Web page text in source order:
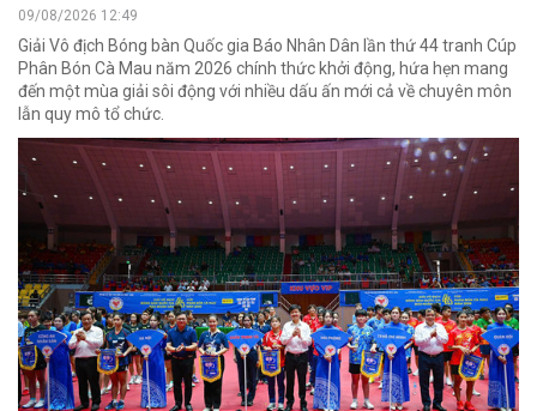
09/08/2026 12:49
Giải Vô địch Bóng bàn Quốc gia Báo Nhân Dân lần thứ 44 tranh Cúp
Phân Bón Cà Mau năm 2026 chính thức khởi động, hứa hẹn mang
đến một mùa giải sôi động với nhiều dấu ấn mới cả về chuyên môn
lẫn quy mô tổ chức.